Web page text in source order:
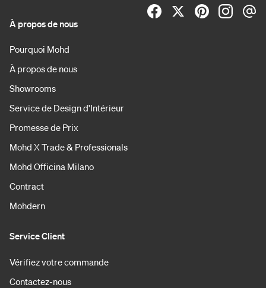
À propos de nous
Pourquoi Mohd
À propos de nous
Showrooms
Service de Design d'Intérieur
Promesse de Prix
Mohd X Trade & Professionals
Mohd Officina Milano
Contract
Mohdern
Service Client
Vérifiez votre commande
Contactez-nous